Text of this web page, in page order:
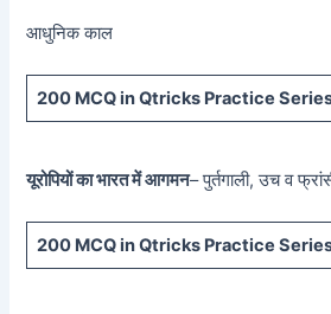
आधुनिक काल
200 MCQ in Qtricks Practice
यूरोपियों का भारत में आगमन– पुर्तगाली, उच व
200 MCQ in Qtricks Practice